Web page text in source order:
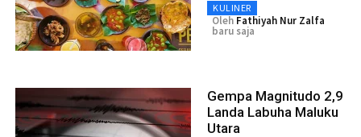
KULINER
Oleh Fathiyah Nur Zalfa
baru saja
Gempa Magnitudo 2,9
Landa Labuha Maluku
Utara